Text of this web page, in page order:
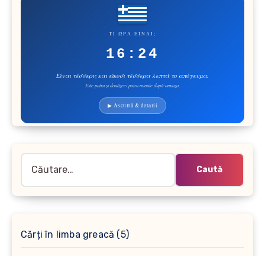
ΤΙ ΏΡΑ ΕΊΝΑΙ;
16:24
Είναι τέσσερις και είκοσι τέσσερα λεπτά το απόγευμα.
Este patru și douăzeci patru minute după-amiaza.
▶ Ascultă & detalii
după:
Cărți în limba greacă 55
produse